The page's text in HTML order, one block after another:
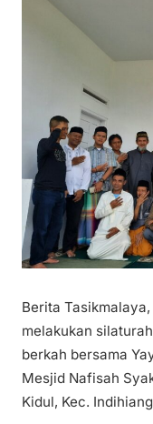
Berita
melakukan
berkah bersama
Mesjid Nafisah
Kidul, Kec.